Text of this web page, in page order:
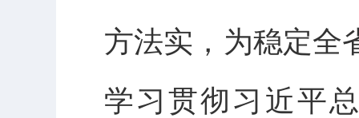
方法实，为稳定全
学习贯彻习近平